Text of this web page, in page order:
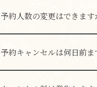
予約人数の変更はできます
はい、変更可能です。人
予約キャンセルは何日前ま
ご予約のキャンセルは前